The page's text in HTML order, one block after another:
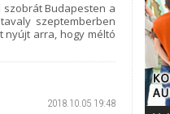
Budapesten a
szeptemberben
nyújt arra, hogy méltó
2018.10.05 19:48